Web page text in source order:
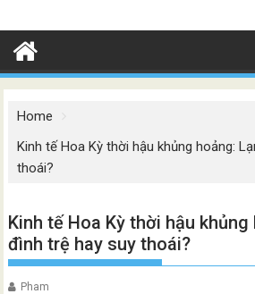
Home
Kinh tế Hoa Kỳ thời hậu khủng hoảng:
thoái?
Kinh tế Hoa Kỳ thời hậu
đình trệ hay suy thoái?
Pham